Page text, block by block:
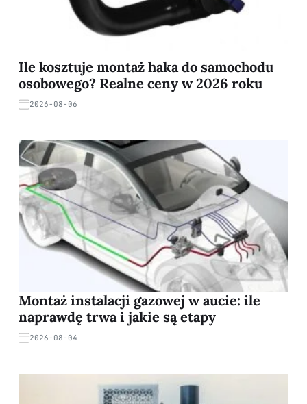
Ile kosztuje montaż haka do samochodu
osobowego? Realne ceny w 2026 roku
2026-08-06
Montaż instalacji gazowej w aucie: ile
naprawdę trwa i jakie są etapy
2026-08-04